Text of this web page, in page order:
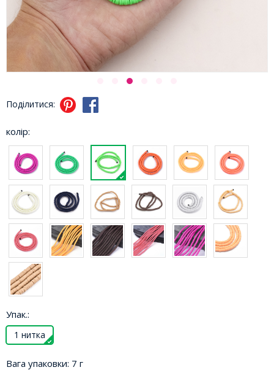
Поділитися:
колір:
Упак.:
1 нитка
Вага упаковки: 7 г